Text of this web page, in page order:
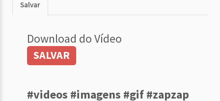
Salvar
Download do Vídeo
SALVAR
#videos #imagens #gif #zapzap